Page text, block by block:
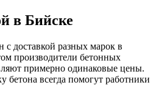
в Бийске
доставкой разных марок в
производители бетонных
примерно одинаковые цены.
всегда помогут работники